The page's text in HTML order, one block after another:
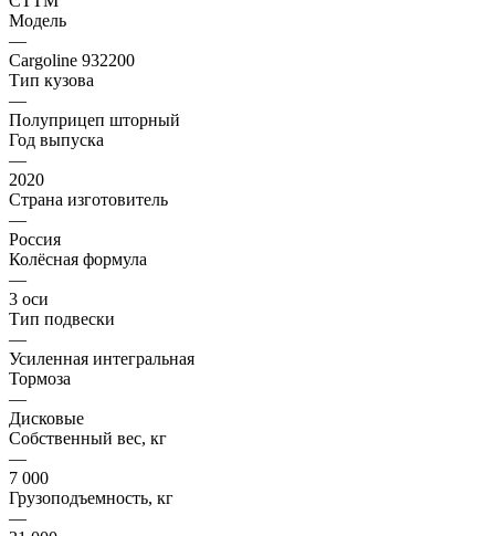
Модель
—
Cargoline 932200
Тип кузова
—
Полуприцеп шторный
Год выпуска
—
2020
Страна изготовитель
—
Россия
Колёсная формула
—
3 оси
Тип подвески
—
Усиленная интегральная
Тормоза
—
Дисковые
Собственный вес, кг
—
7 000
Грузоподъемность, кг
—